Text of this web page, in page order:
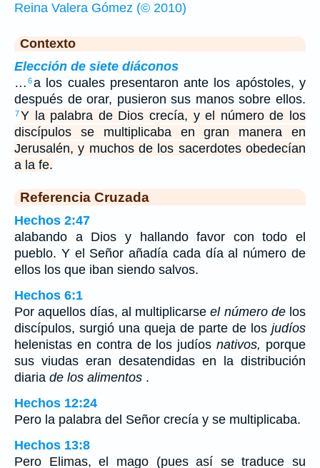
Reina Valera Gómez (© 2010)
Contexto
Elección de siete diáconos
… 6a los cuales presentaron ante los apóstoles, y
después de orar, pusieron sus manos sobre ellos.
7Y la palabra de Dios crecía, y el número de los
discípulos se multiplicaba en gran manera en
Jerusalén, y muchos de los sacerdotes obedecían
a la fe.
Referencia Cruzada
Hechos 2:47
alabando a Dios y hallando favor con todo el
pueblo. Y el Señor añadía cada día al número de
ellos los que iban siendo salvos.
Hechos 6:1
Por aquellos días, al multiplicarseel número delos
discípulos, surgió una queja de parte de los judíos
helenistas en contra de los judíosnativos, porque
sus viudas eran desatendidas en la distribución
diaria de los alimentos .
Hechos 12:24
Pero la palabra del Señor crecía y se multiplicaba.
Hechos 13:8
Pero Elimas, el mago (pues así se traduce su